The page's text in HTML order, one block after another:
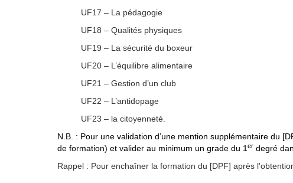
UF17 – La pédagogie
UF18 – Qualités physiques
UF19 – La sécurité du boxeur
UF20 – L’équilibre alimentaire
UF21 – Gestion d’un club
UF22 – L’antidopage
UF23 – la citoyenneté.
N.B. : Pour une validation d’une mention supplémentaire du
de formation) et valider au minimum un grade du 1 er degré
Rappel : Pour enchaîner la formation du [DPF] après